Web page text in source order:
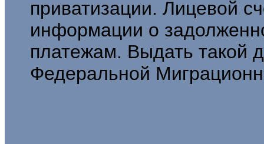
приватизации. Лицевой
информации о
платежам. Выдать такой
Федеральной